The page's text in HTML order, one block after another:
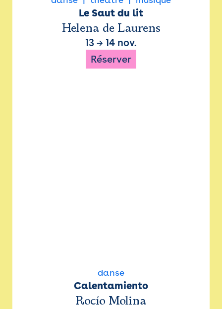
Le Saut du lit
Helena de Laurens
13 → 14 nov.
Réserver
danse
Calentamiento
Rocío Molina